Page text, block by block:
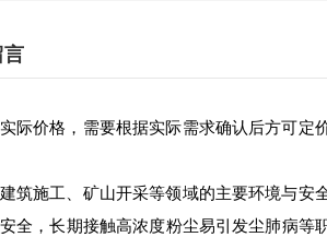
言
际价格，需要根据实际需求确认后方可
筑施工、矿山开采等领域的主要环境与安
全，长期接触高浓度粉尘易引发尘肺病等